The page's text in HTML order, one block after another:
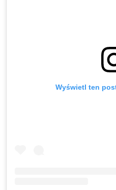
Wyświetl ten